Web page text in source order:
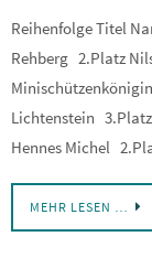
Reihenfolge Titel
Rehberg 2.Platz
Lichtenstein 3.Platz
Hennes Michel
MEHR LESEN …